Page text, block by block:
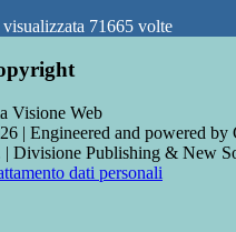
71665 volte
| Engineered and powered by
| Divisione Publishing & New
dati personali